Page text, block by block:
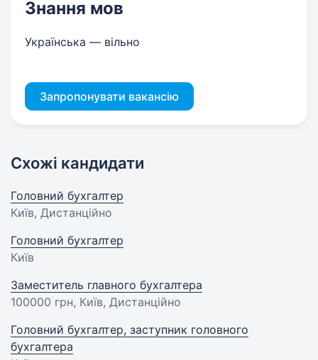
Знання мов
Українська — вільно
Запропонувати вакансію
Схожі кандидати
Головний бухгалтер
Київ, Дистанційно
Головний бухгалтер
Київ
Заместитель главного бухгалтера
100000 грн, Київ, Дистанційно
Головний бухгалтер, заступник головного
бухгалтера